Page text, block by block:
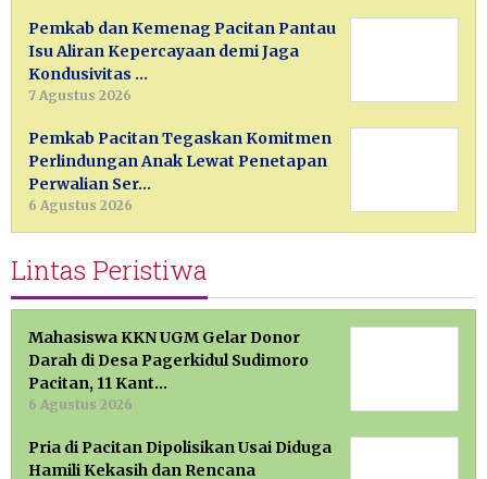
Pemkab dan Kemenag Pacitan Pantau
Isu Aliran Kepercayaan demi Jaga
Kondusivitas …
7 Agustus 2026
Pemkab Pacitan Tegaskan Komitmen
Perlindungan Anak Lewat Penetapan
Perwalian Ser…
6 Agustus 2026
Lintas Peristiwa
Mahasiswa KKN UGM Gelar Donor
Darah di Desa Pagerkidul Sudimoro
Pacitan, 11 Kant…
6 Agustus 2026
Pria di Pacitan Dipolisikan Usai Diduga
Hamili Kekasih dan Rencana